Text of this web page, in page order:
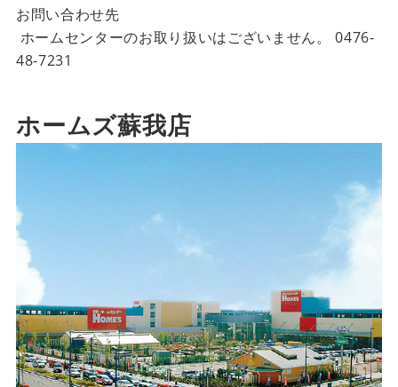
お問い合わせ先
ホームセンターのお取り扱いはございません。
0476-
48-7231
ホームズ蘇我店